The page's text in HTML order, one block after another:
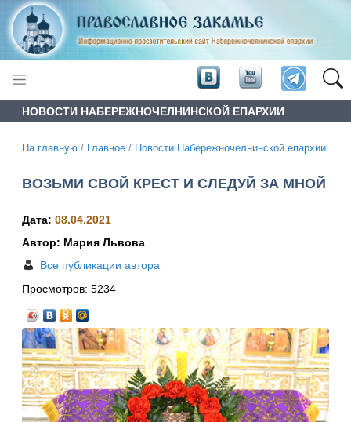
НОВОСТИ НАБЕРЕЖНОЧЕЛНИНСКОЙ ЕПАРХИИ
На главную / Главное / Новости Набережночелнинской епархии
ВОЗЬМИ СВОЙ КРЕСТ И СЛЕДУЙ ЗА МНОЙ
Дата: 08.04.2021
Автор: Мария Львова
Все публикации автора
Просмотров: 5234